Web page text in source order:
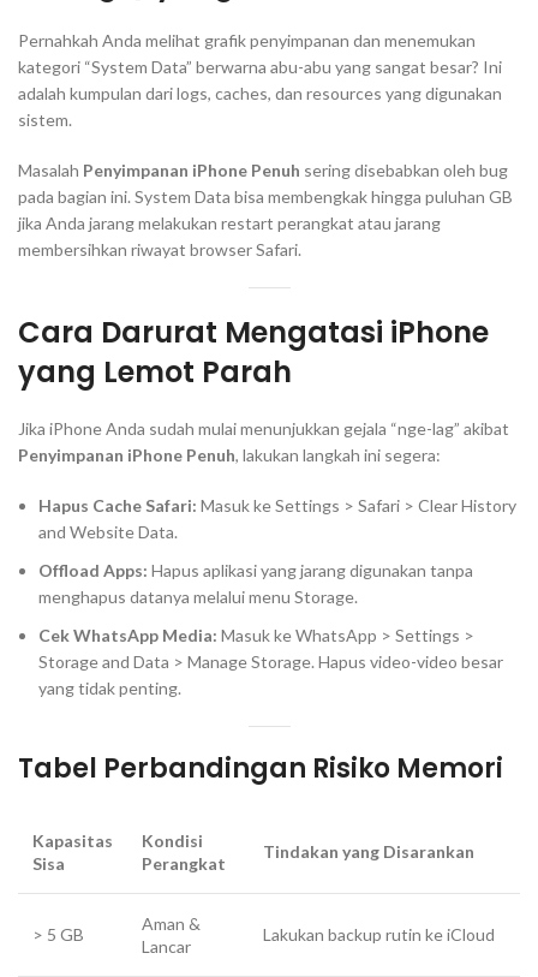
Pernahkah Anda melihat grafik penyimpanan dan menemukan
kategori “System Data” berwarna abu-abu yang sangat besar? Ini
adalah kumpulan darilogs, caches, dan resources yang digunakan
sistem.
Masalah Penyimpanan iPhone Penuh sering disebabkan oleh bug
pada bagian ini. System Data bisa membengkak hingga puluhan GB
jika Anda jarang melakukan restart perangkat atau jarang
membersihkan riwayat browser Safari.
Cara Darurat Mengatasi iPhone
yang Lemot Parah
Jika iPhone Anda sudah mulai menunjukkan gejala “nge-lag” akibat
Penyimpanan iPhone Penuh, lakukan langkah ini segera:
Hapus Cache Safari: Masuk ke Settings > Safari > Clear History
and Website Data.
Offload Apps: Hapus aplikasi yang jarang digunakan tanpa
menghapus datanya melalui menu Storage.
Cek WhatsApp Media: Masuk ke WhatsApp > Settings >
Storage and Data > Manage Storage. Hapus video-video besar
yang tidak penting.
Tabel Perbandingan Risiko Memori
Kapasitas
Sisa
Kondisi
Perangkat
Tindakan yang Disarankan
> 5 GB
Aman &
Lancar
Lakukan backup rutin ke iCloud